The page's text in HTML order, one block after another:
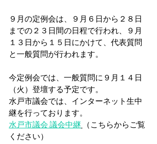
９月の定例会は、９月６日から２８日
までの２３日間の日程で行われ、９月
１３日から１５日にかけて、代表質問
と一般質問が行われます。
今定例会では、一般質問に９月１４日
（火）登壇する予定です。
水戸市議会では、インターネット生中
継を行っております。
水戸市議会 議会中継
（こちらからご覧
ください）